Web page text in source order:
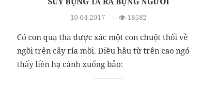
10-04-2017 18582
Có con quạ tha được xác một con chuột thối về
ngồi trên cây rỉa mồi. Diều hâu từ trên cao ngó
thấy liền hạ cánh xuống bảo: